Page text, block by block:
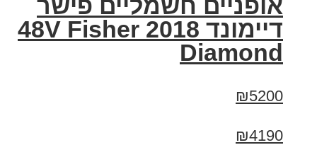
אופניים חשמליים פישר
דיימונד 2018 48V Fisher
Diamond
₪5200
₪4190